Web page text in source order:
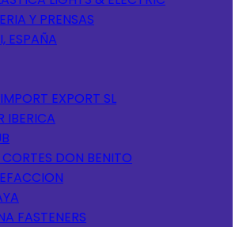
Y PRENSAS
ESPAÑA
EXPORT SL
IBERICA
CORTES DON BENITO
FASTENERS